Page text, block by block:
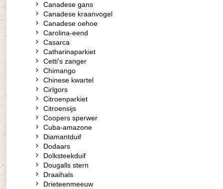
Canadese gans
Canadese kraanvogel
Canadese oehoe
Carolina-eend
Casarca
Catharinaparkiet
Cetti's zanger
Chimango
Chinese kwartel
Cirlgors
Citroenparkiet
Citroensijs
Coopers sperwer
Cuba-amazone
Diamantduif
Dodaars
Dolksteekduif
Dougalls stern
Draaihals
Drieteenmeeuw